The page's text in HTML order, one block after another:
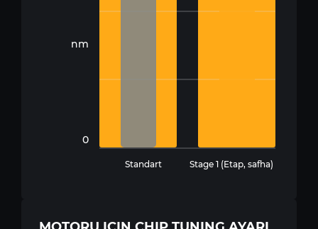
nm
0
Standart Stage 1 (Etap, safha)